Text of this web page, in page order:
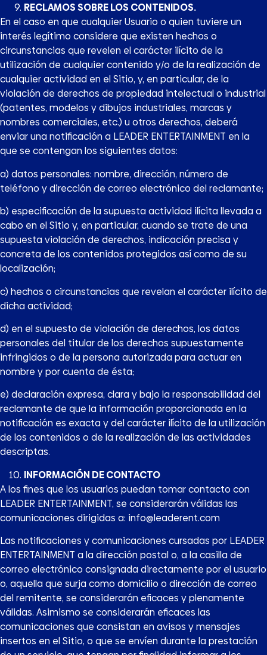
RECLAMOS SOBRE LOS CONTENIDOS.
En el caso en que cualquier Usuario o quien tuviere un
interés legítimo considere que existen hechos o
circunstancias que revelen el carácter ilícito de la
utilización de cualquier contenido y/o de la realización de
cualquier actividad en el Sitio, y, en particular, de la
violación de derechos de propiedad intelectual o industrial
(patentes, modelos y dibujos industriales, marcas y
nombres comerciales, etc.) u otros derechos, deberá
enviar una notificación a LEADER ENTERTAINMENT en la
que se contengan los siguientes datos:
a) datos personales: nombre, dirección, número de
teléfono y dirección de correo electrónico del reclamante;
b) especificación de la supuesta actividad ilícita llevada a
cabo en el Sitio y, en particular, cuando se trate de una
supuesta violación de derechos, indicación precisa y
concreta de los contenidos protegidos así como de su
localización;
c) hechos o circunstancias que revelan el carácter ilícito de
dicha actividad;
d) en el supuesto de violación de derechos, los datos
personales del titular de los derechos supuestamente
infringidos o de la persona autorizada para actuar en
nombre y por cuenta de ésta;
e) declaración expresa, clara y bajo la responsabilidad del
reclamante de que la información proporcionada en la
notificación es exacta y del carácter ilícito de la utilización
de los contenidos o de la realización de las actividades
descriptas.
INFORMACIÓN DE CONTACTO
A los fines que los usuarios puedan tomar contacto con
LEADER ENTERTAINMENT, se considerarán válidas las
comunicaciones dirigidas a: info@leaderent.com
Las notificaciones y comunicaciones cursadas por LEADER
ENTERTAINMENT a la dirección postal o, a la casilla de
correo electrónico consignada directamente por el usuario
o, aquella que surja como domicilio o dirección de correo
del remitente, se considerarán eficaces y plenamente
válidas. Asimismo se considerarán eficaces las
comunicaciones que consistan en avisos y mensajes
insertos en el Sitio, o que se envíen durante la prestación